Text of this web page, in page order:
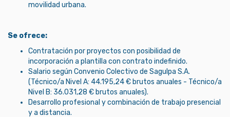
movilidad urbana.
Se ofrece:
Contratación por proyectos con posibilidad de
incorporación a plantilla con contrato indefinido.
Salario según Convenio Colectivo de Sagulpa S.A.
(Técnico/a Nivel A: 44.195,24 € brutos anuales - Técnico/a
Nivel B: 36.031,28 € brutos anuales).
Desarrollo profesional y combinación de trabajo presencial
y a distancia.